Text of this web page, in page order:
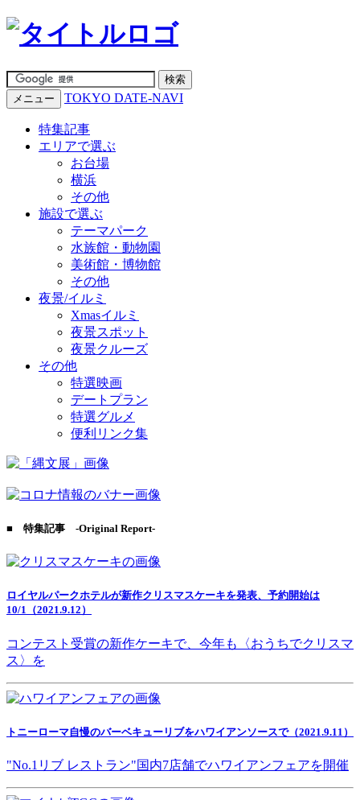
メニュー TOKYO DATE-NAVI
特集記事
エリアで選ぶ
お台場
横浜
その他
施設で選ぶ
テーマパーク
水族館・動物園
美術館・博物館
その他
夜景/イルミ
Xmasイルミ
夜景スポット
夜景クルーズ
その他
特選映画
デートプラン
特選グルメ
便利リンク集
■ 特集記事 -Original Report-
ロイヤルパークホテルが新作クリスマスケーキを発表、予約開始は
10/1（2021.9.12）
コンテスト受賞の新作ケーキで、今年も〈おうちでクリスマ
ス〉を
トニーローマ自慢のバーベキューリブをハワイアンソースで（2021.9.11）
"No.1リブ レストラン"国内7店舗でハワイアンフェアを開催